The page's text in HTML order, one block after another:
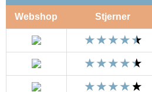
Webshop Stjerner